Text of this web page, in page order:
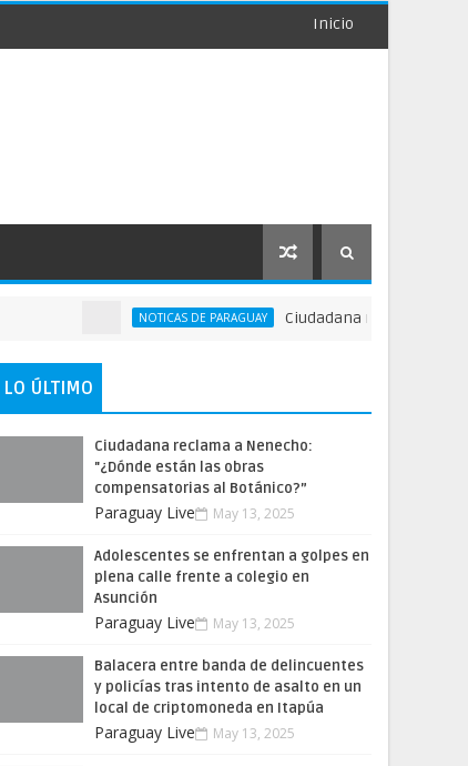
Inicio
NOTICAS DE PARAGUAY Ciudadana reclama a
LO ÚLTIMO
Ciudadana reclama a Nenecho:
"¿Dónde están las obras
compensatorias al Botánico?”
Paraguay Live May 13, 2025
Adolescentes se enfrentan a golpes en
plena calle frente a colegio en
Asunción
Paraguay Live May 13, 2025
Balacera entre banda de delincuentes
y policías tras intento de asalto en un
local de criptomoneda en Itapúa
Paraguay Live May 13, 2025